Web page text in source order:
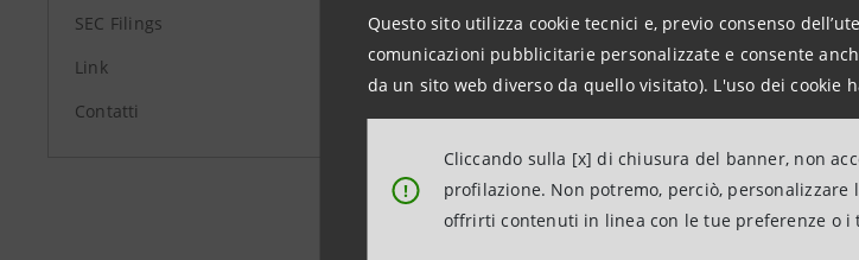
Questo sito utilizza cookie tecnici e, previo consenso
comunicazioni pubblicitarie personalizzate e consente
da un sito web diverso da quello visitato). L'uso dei cookie
!
Cliccando sulla [x] di chiusura del banner, non
profilazione. Non potremo, perciò, personalizzare
offrirti contenuti in linea con le tue preferenze o i
SEC Filings
Link
Contatti
Media Relations
+39.02.87963531
stampa@intesasanpaolo.com
group.intesasanpaolo.com